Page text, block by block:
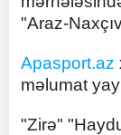
"Araz-
Apasport.az
məlumat
"Zirə"